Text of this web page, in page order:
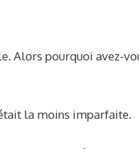
Alors pourquoi avez-
la moins imparfaite.